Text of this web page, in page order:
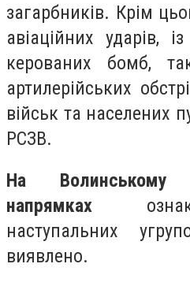
загарбників. Крім
авіаційних ударів,
керованих бомб,
артилерійських
військ та населених
РСЗВ.
На Волинському
напрямках ознак
наступальних
виявлено.